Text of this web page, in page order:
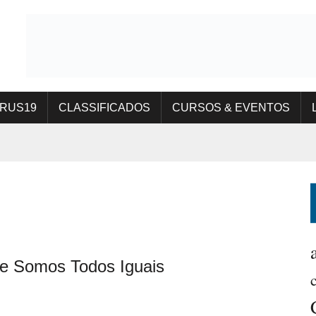
CLASSIFICADOS CURSOS & EVENTOS
Somos Todos Iguais